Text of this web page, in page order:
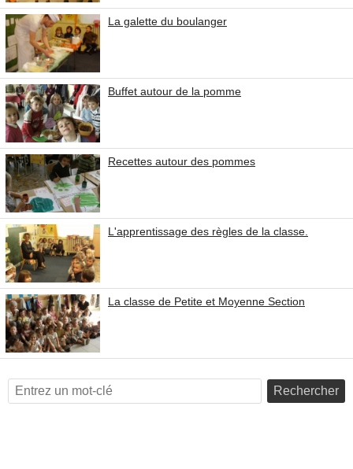
La galette du boulanger
Buffet autour de la pomme
Recettes autour des pommes
L'apprentissage des règles de la classe.
La classe de Petite et Moyenne Section
Rechercher